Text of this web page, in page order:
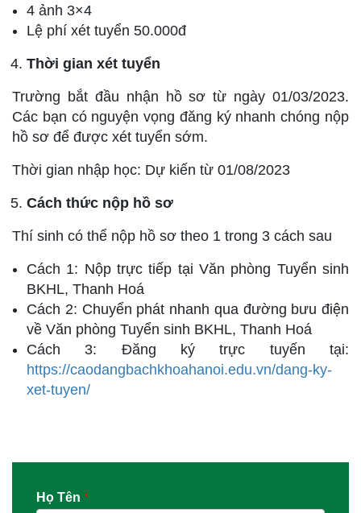
4 ảnh 3×4
Lệ phí xét tuyển 50.000đ
Thời gian xét tuyển
Trường bắt đầu nhận hồ sơ từ ngày 01/03/2023.
Các bạn có nguyện vọng đăng ký nhanh chóng nộp
hồ sơ để được xét tuyển sớm.
Thời gian nhập học: Dự kiến từ 01/08/2023
Cách thức nộp hồ sơ
Thí sinh có thể nộp hồ sơ theo 1 trong 3 cách sau
Cách 1: Nộp trực tiếp tại Văn phòng Tuyển sinh
BKHL, Thanh Hoá
Cách 2: Chuyển phát nhanh qua đường bưu điện
về Văn phòng Tuyển sinh BKHL, Thanh Hoá
Cách 3: Đăng ký trực tuyến tại:
https://caodangbachkhoahanoi.edu.vn/dang-ky-
xet-tuyen/
Họ Tên *